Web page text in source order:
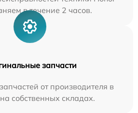
в течение 2 часов.
запчасти
от производителя в
собственных складах.